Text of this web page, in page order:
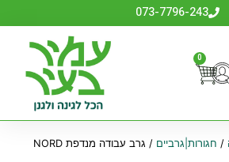
073-7796-243
0
/ חגורות|גרביים
/ גרב עבודה מנדפת NORD